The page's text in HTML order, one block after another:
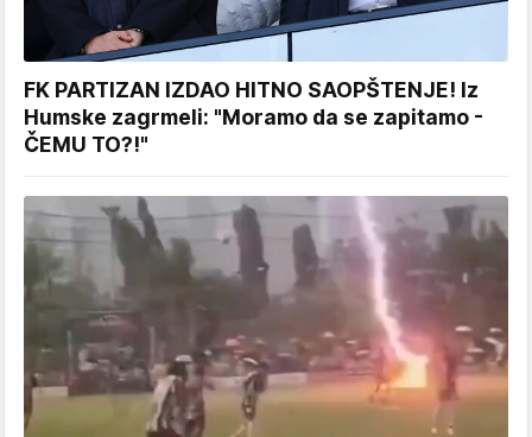
FK PARTIZAN IZDAO HITNO SAOPŠTENJE! Iz
Humske zagrmeli: "Moramo da se zapitamo -
ČEMU TO?!"